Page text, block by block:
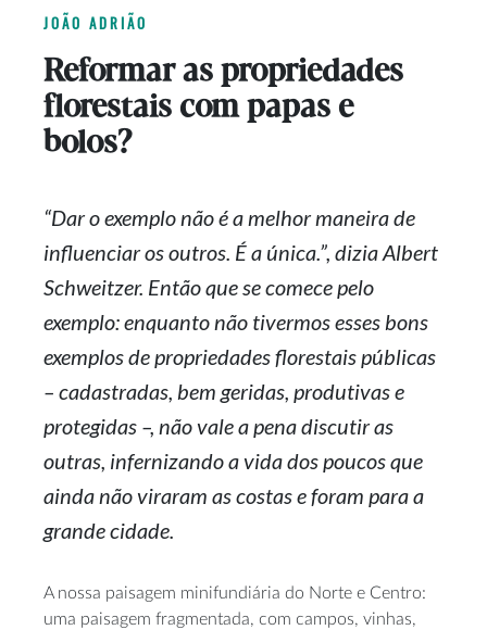
JOÃO ADRIÃO
Reformar as propriedades
florestais com papas e
bolos?
“Dar o exemplo não é a melhor maneira de
influenciar os outros. É a única.”, dizia Albert
Schweitzer. Então que se comece pelo
exemplo: enquanto não tivermos esses bons
exemplos de propriedades florestais públicas
– cadastradas, bem geridas, produtivas e
protegidas –, não vale a pena discutir as
outras, infernizando a vida dos poucos que
ainda não viraram as costas e foram para a
grande cidade.
A nossa paisagem minifundiária do Norte e Centro:
uma paisagem fragmentada, com campos, vinhas,